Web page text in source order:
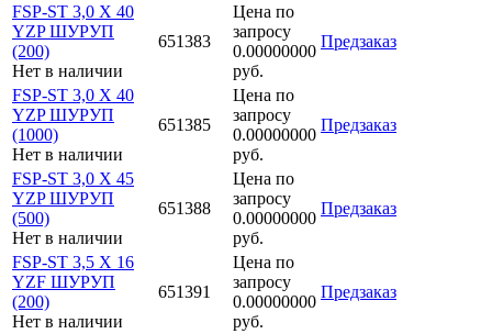
FSP-ST 3,0 X 40
YZP ШУРУП
(200)
Нет в наличии
651383
Цена по
запросу
0.00000000
руб.
Предзаказ
FSP-ST 3,0 X 40
YZP ШУРУП
(1000)
Нет в наличии
651385
Цена по
запросу
0.00000000
руб.
Предзаказ
FSP-ST 3,0 X 45
YZP ШУРУП
(500)
Нет в наличии
651388
Цена по
запросу
0.00000000
руб.
Предзаказ
FSP-ST 3,5 X 16
YZF ШУРУП
(200)
Нет в наличии
651391
Цена по
запросу
0.00000000
руб.
Предзаказ